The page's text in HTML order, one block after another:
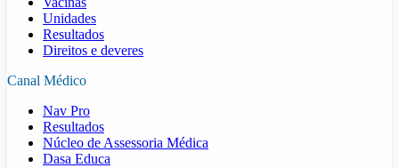
Unidades
Resultados
Direitos e deveres
Canal Médico
Nav Pro
Resultados
Núcleo de Assessoria Médica
Dasa Educa